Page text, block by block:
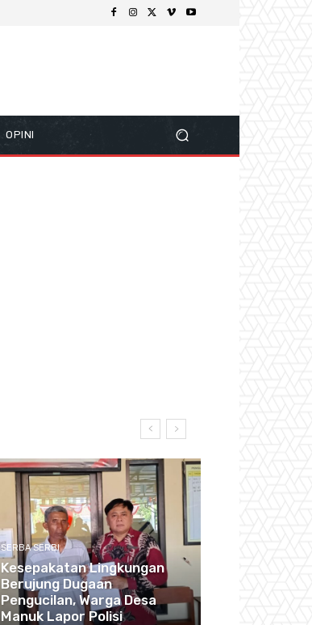
OPINI
SERBA SERBI
Kesepakatan Lingkungan
Berujung Dugaan
Pengucilan, Warga Desa
Manuk Lapor Polisi